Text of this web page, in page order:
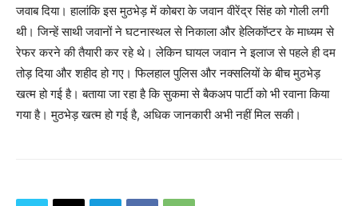
जवाब दिया। हालांकि इस मुठभेड़ में कोबरा के जवान वीरेंद्र सिंह को गोली लगी
थी। जिन्हें साथी जवानों ने घटनास्थल से निकाला और हेलिकॉप्टर के माध्यम से
रेफर करने की तैयारी कर रहे थे। लेकिन घायल जवान ने इलाज से पहले ही दम
तोड़ दिया और शहीद हो गए। फिलहाल पुलिस और नक्सलियों के बीच मुठभेड़
खत्म हो गई है। बताया जा रहा है कि सुकमा से बैकअप पार्टी को भी रवाना किया
गया है। मुठभेड़ खत्म हो गई है, अधिक जानकारी अभी नहीं मिल सकी।